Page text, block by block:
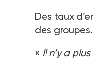
Des taux
des
« Il n’y a